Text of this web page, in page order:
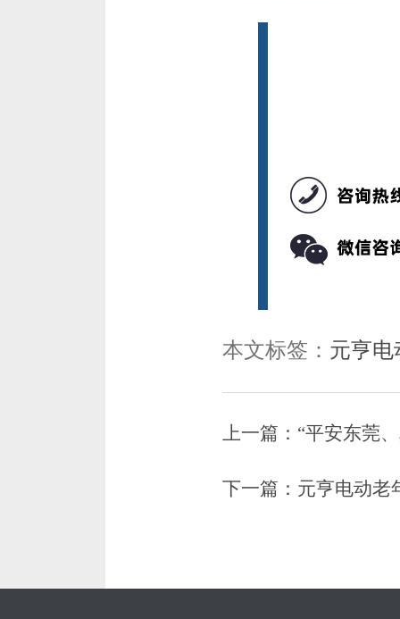
本文标签： 元亨电
上一篇： “平安东莞
下一篇： 元亨电动老